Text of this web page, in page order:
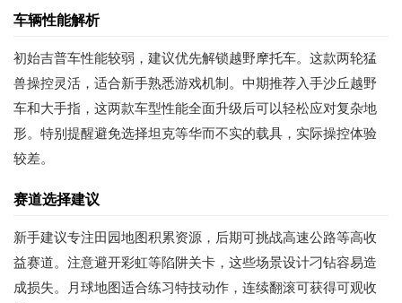
车辆性能解析
初始吉普车性能较弱，建议优先解锁越野摩托车。这款两轮猛
兽操控灵活，适合新手熟悉游戏机制。中期推荐入手沙丘越野
车和大手指，这两款车型性能全面升级后可以轻松应对复杂地
形。特别提醒避免选择坦克等华而不实的载具，实际操控体验
较差。
赛道选择建议
新手建议专注田园地图积累资源，后期可挑战高速公路等高收
益赛道。注意避开彩虹等陷阱关卡，这些场景设计刁钻容易造
成损失。月球地图适合练习特技动作，连续翻滚可获得可观收